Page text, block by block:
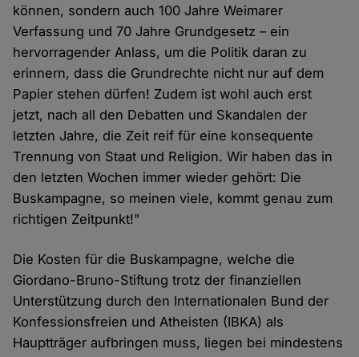
können, sondern auch 100 Jahre Weimarer
Verfassung und 70 Jahre Grundgesetz – ein
hervorragender Anlass, um die Politik daran zu
erinnern, dass die Grundrechte nicht nur auf dem
Papier stehen dürfen! Zudem ist wohl auch erst
jetzt, nach all den Debatten und Skandalen der
letzten Jahre, die Zeit reif für eine konsequente
Trennung von Staat und Religion. Wir haben das in
den letzten Wochen immer wieder gehört: Die
Buskampagne, so meinen viele, kommt genau zum
richtigen Zeitpunkt!"
Die Kosten für die Buskampagne, welche die
Giordano-Bruno-Stiftung trotz der finanziellen
Unterstützung durch den Internationalen Bund der
Konfessionsfreien und Atheisten (IBKA) als
Hauptträger aufbringen muss, liegen bei mindestens